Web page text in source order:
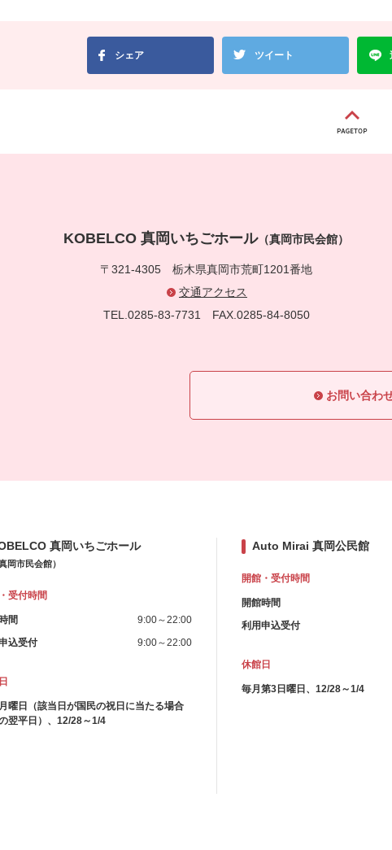
シェア ツイート
KOBELCO 真岡いちごホール（真岡市民会館）
〒321-4305 栃木県真岡市荒町1201番地
交通アクセス
TEL.0285-83-7731 FAX.0285-84-8050
お問い合わ
真岡いちごホール
真岡市民会館）
受付時間
間
9:00～22:00
込受付
9:00～22:00
曜日（該当日が国民の祝日に当たる場合
翌平日）、12/28～1/4
Auto Mirai 真岡公民館
開館・受付時間
開館時間
利用申込受付
休館日
毎月第3日曜日、12/28～1/4